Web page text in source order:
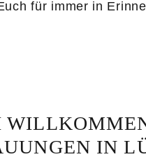
für immer in
IN